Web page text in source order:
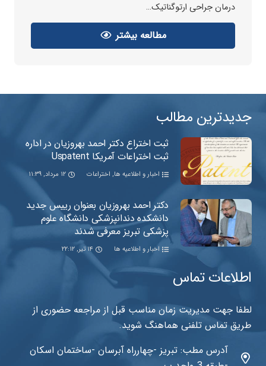
درمان جراحی ارتوگناتیک…
مطالعه بیشتر
جدیدترین مطالب
ثبت اختراع دکتر احمد بهروزیان در اداره
ثبت اختراعات آمریکا Uspatent
اخبار و اطلاعیه ها, اختراعات ۱۲ مرداد, ۱۱:۳۹
دکتر احمد بهروزیان بعنوان رییس جدید
دانشکده دندانپزشکی دانشگاه علوم
پزشکی تبریز معرفی شدند
اخبار و اطلاعیه ها ۱۴ تیر, ۲۲:۱۲
اطلاعات تماس
لطفا جهت مدیریت زمان مناسب قبل از مراجعه حضوری از
طریق تماس تلفنی هماهنگ شوید.
آدرس مطب: تبریز -چهارراه آبرسان -ساختمان اسکان